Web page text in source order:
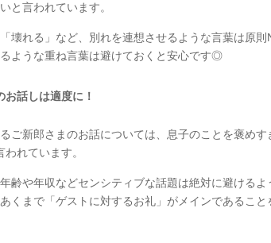
と言われています。
壊れる」など、別れを連想させるような言葉は原則
ような重ね言葉は避けておくと安心です◎
話しは適度に！
ご新郎さまのお話については、息子のことを褒めす
れています。
齢や年収などセンシティブな話題は絶対に避けるよ
くまで「ゲストに対するお礼」がメインであること